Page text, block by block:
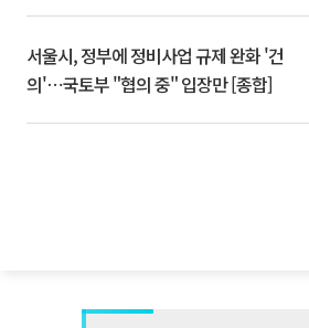
서울시, 정부에 정비사업 규제 완화 '건
의'⋯국토부 "협의 중" 입장만 [종합]